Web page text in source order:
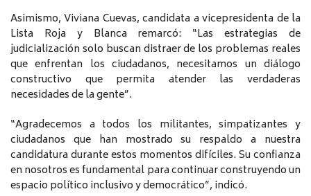
Asimismo, Viviana Cuevas, candidata a vicepresidenta de la
Lista Roja y Blanca remarcó: “Las estrategias de
judicialización solo buscan distraer de los problemas reales
que enfrentan los ciudadanos, necesitamos un diálogo
constructivo que permita atender las verdaderas
necesidades de la gente”.
“Agradecemos a todos los militantes, simpatizantes y
ciudadanos que han mostrado su respaldo a nuestra
candidatura durante estos momentos difíciles. Su confianza
en nosotros es fundamental para continuar construyendo un
espacio político inclusivo y democrático”, indicó.